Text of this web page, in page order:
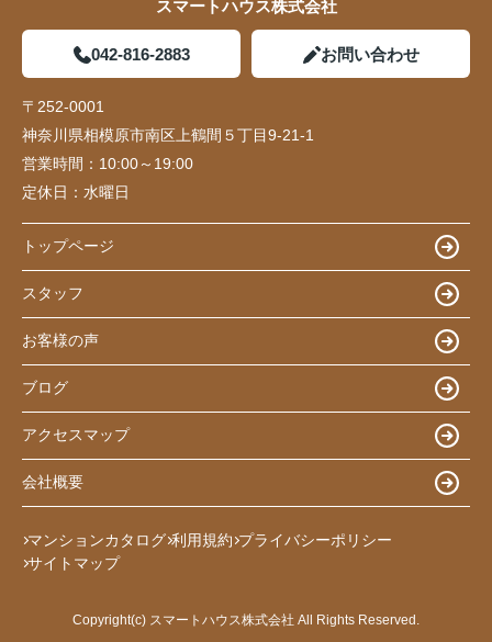
スマートハウス株式会社
042-816-2883 お問い合わせ
〒252-0001
神奈川県相模原市南区上鶴間５丁目9-21-1
営業時間： 10:00～19:00
定休日： 水曜日
トップページ
スタッフ
お客様の声
ブログ
アクセスマップ
会社概要
マンションカタログ 利用規約 プライバシーポリシー
サイトマップ
Copyright(c) スマートハウス株式会社 All Rights Reserved.